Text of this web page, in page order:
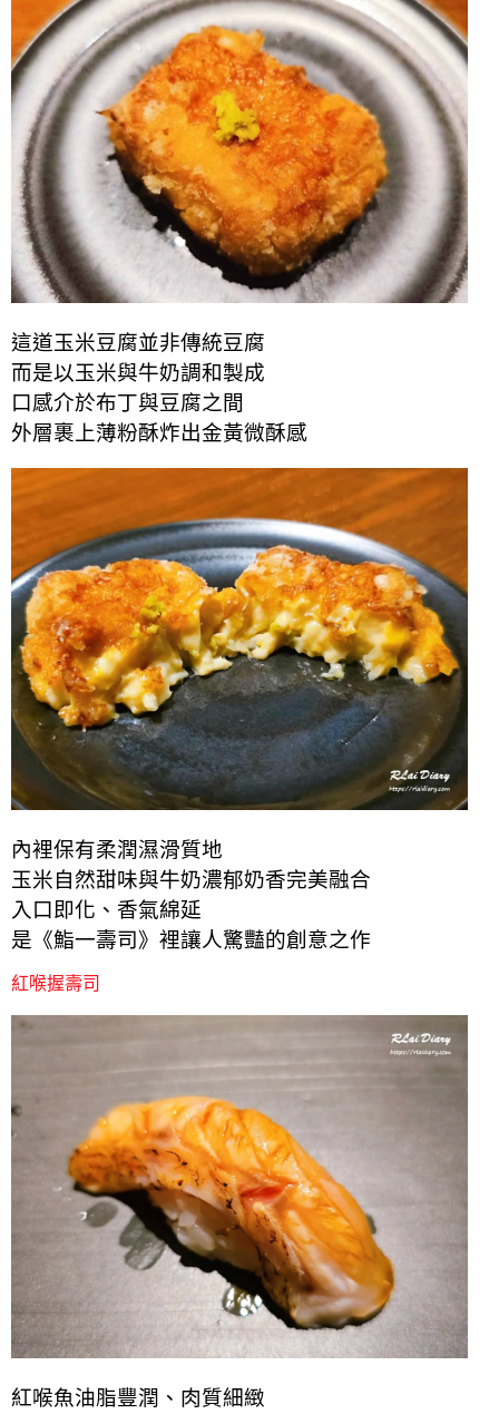
這道玉米豆腐並非傳統豆腐
而是以玉米與牛奶調和製成
口感介於布丁與豆腐之間
外層裹上薄粉酥炸出金黃微酥感
內裡保有柔潤濕滑質地
玉米自然甜味與牛奶濃郁奶香完美融合
入口即化、香氣綿延
是《鮨一壽司》裡讓人驚豔的創意之作
紅喉握壽司
紅喉魚油脂豐潤、肉質細緻